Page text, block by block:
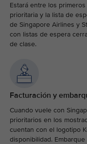
Estará entre los
prioritaria y la lista de
de Singapore Airlines y
con listas de espera
de clase.
Facturación y
Cuando vuele con
prioritarios en los
cuentan con el logotipo
disponibilidad.